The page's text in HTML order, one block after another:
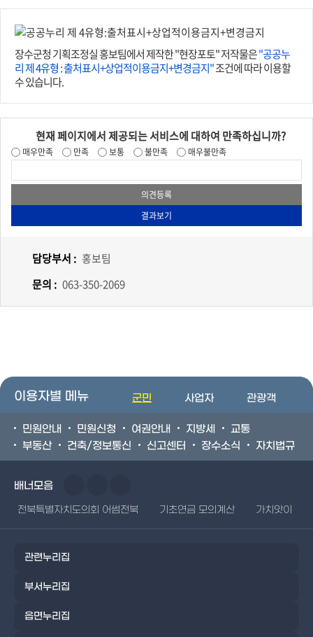
장수군청 기획조정실 홍보팀에서 제작한 "현장포토" 저작물은"공공누
리 제 4유형 : 출처표시+상업적이용금지+변경금지"조건에 따라 이용할
수 있습니다.
현재 페이지에서 제공되는 서비스에 대하여 만족하십니까?
매우만족 만족 보통 불만족 매우불만족
담당부서 : 홍보팀
문의 : 063-350-2069
이용자별 메뉴 군민 사업자 관광객
민원안내 민원신청 여권안내 지방세
교통
부동산
건축/정보통신 신고센터 장수소식 자치법규
배너모음
전북특별자치도의회 어썸전북 기초연금 모의계산 가치앗이
관련누리집
부서누리집
읍면누리집